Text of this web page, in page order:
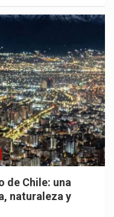
de Chile: una
naturaleza y